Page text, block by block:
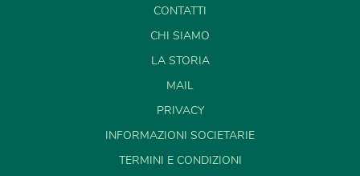
CONTATTI
CHI SIAMO
LA STORIA
MAIL
PRIVACY
INFORMAZIONI SOCIETARIE
TERMINI E CONDIZIONI